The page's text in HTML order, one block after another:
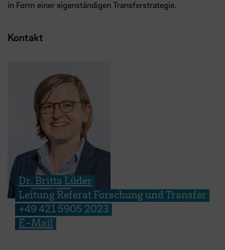
in Form einer eigenständigen Transferstrategie.
Kontakt
Dr. Britta Lüder
Leitung Referat Forschung und Transfer
+49 421 5905 2023
E-Mail